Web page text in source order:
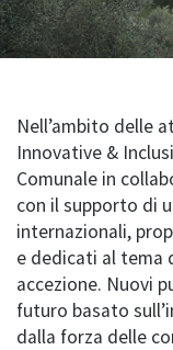
Nell’ambito delle
Innovative &
Comunale in
con il supporto di
internazionali,
e dedicati al tema
accezione. Nuovi
futuro basato
dalla forza delle